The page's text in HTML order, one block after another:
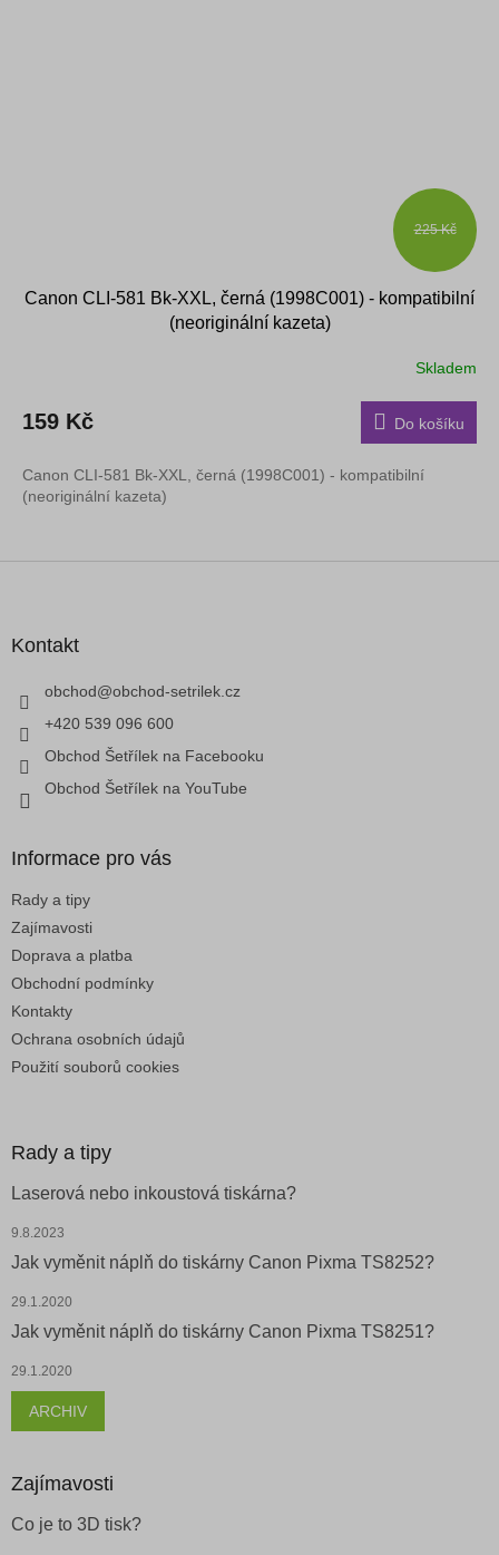
225 Kč
Canon CLI-581 Bk-XXL, černá (1998C001) - kompatibilní
(neoriginální kazeta)
Skladem
159 Kč Do košíku
Canon CLI-581 Bk-XXL, černá (1998C001) - kompatibilní
(neoriginální kazeta)
Kontakt
obchod@obchod-setrilek.cz
+420 539 096 600
Obchod Šetřílek na Facebooku
Obchod Šetřílek na YouTube
Informace pro vás
Rady a tipy
Zajímavosti
Doprava a platba
Obchodní podmínky
Kontakty
Ochrana osobních údajů
Použití souborů cookies
Rady a tipy
Laserová nebo inkoustová tiskárna?
9.8.2023
Jak vyměnit náplň do tiskárny Canon Pixma TS8252?
29.1.2020
Jak vyměnit náplň do tiskárny Canon Pixma TS8251?
29.1.2020
ARCHIV
Zajímavosti
Co je to 3D tisk?